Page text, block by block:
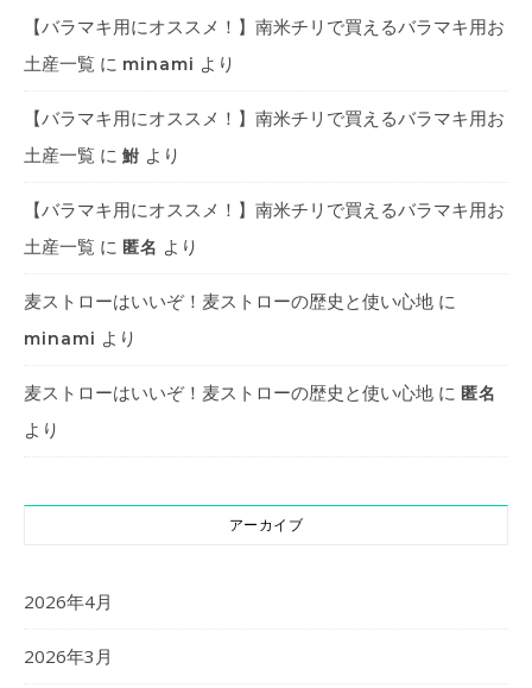
【バラマキ用にオススメ！】南米チリで買えるバラマキ用お
土産一覧 に minami より
【バラマキ用にオススメ！】南米チリで買えるバラマキ用お
土産一覧 に 鮒 より
【バラマキ用にオススメ！】南米チリで買えるバラマキ用お
土産一覧 に 匿名 より
麦ストローはいいぞ！麦ストローの歴史と使い心地 に
minami より
麦ストローはいいぞ！麦ストローの歴史と使い心地 に 匿名
より
アーカイブ
2026年4月
2026年3月